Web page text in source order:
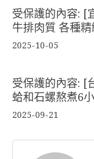
受保護的內容: [
牛排肉質 各種
2025-10-05
受保護的內容: [
蛤和石螺熬煮6
2025-09-21